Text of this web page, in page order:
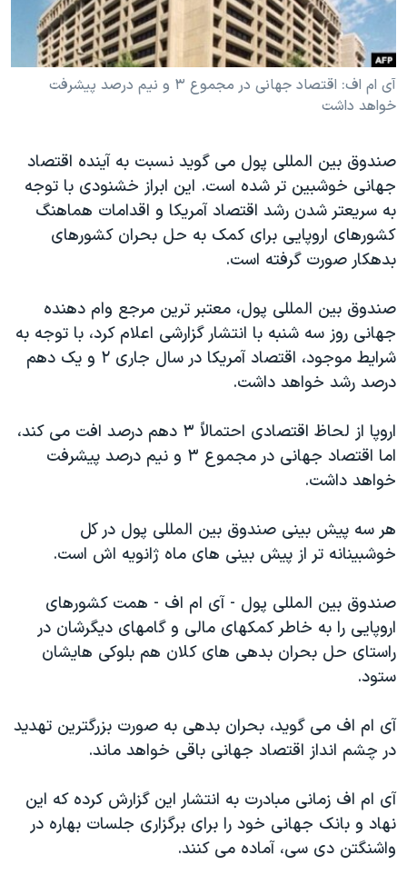
فرهنگ و زندگی
حقوق شهروندی
اقتصادی
گالری عکس
آرشیو پخش زنده
مستندها
انتخابات ریاست جمهوری آمریکا ۲۰۲۴
حمله جمهوری اسلامی به اسرائیل
اعتراضات زن، زندگی، آزادی
مجموعه مستندهای دادخواهی
تریبونال مردمی آبان ۹۸
چهل سال گروگان‌گیری
قانون شفافیت دارائی کادر رهبری ایران
اعتراضات مردمی آبان ۹۸
نرگس محمدی برنده جایزه نوبل صلح
همایش محافظه‌کاران آمریکا «سی‌پک»
سفر پرزیدنت ترامپ به چین
دنبال کنید
آی ام اف: اقتصاد جهانی در مجموع ۳ و نيم درصد پيشرفت
خواهد داشت
صندوق بين المللی پول می گويد نسبت به آينده اقتصاد
جهانی خوشبين تر شده است. اين ابراز خشنودی با توجه
به سريعتر شدن رشد اقتصاد آمريکا و اقدامات هماهنگ
کشورهای اروپايی برای کمک به حل بحران کشورهای
بدهکار صورت گرفته است.
صندوق بين المللی پول، معتبر ترين مرجع وام دهنده
جهانی روز سه شنبه با انتشار گزارشی اعلام کرد، با توجه به
شرايط موجود، اقتصاد آمريکا در سال جاری ۲ و يک دهم
درصد رشد خواهد داشت.
اروپا از لحاظ اقتصادی احتمالاً ۳ دهم درصد افت می کند،
اما اقتصاد جهانی در مجموع ۳ و نيم درصد پيشرفت
خواهد داشت.
هر سه پيش بينی صندوق بين المللی پول در کل
خوشبينانه تر از پيش بينی های ماه ژانويه اش است.
صندوق بين المللی پول - آی ام اف - همت کشورهای
اروپايی را به خاطر کمکهای مالی و گامهای ديگرشان در
راستای حل بحران بدهی های کلان هم بلوکی هايشان
ستود.
آی ام اف می گويد، بحران بدهی به صورت بزرگترين تهديد
در چشم انداز اقتصاد جهانی باقی خواهد ماند.
آی ام اف زمانی مبادرت به انتشار اين گزارش کرده که اين
نهاد و بانک جهانی خود را برای برگزاری جلسات بهاره در
واشنگتن دی سی، آماده می کنند.